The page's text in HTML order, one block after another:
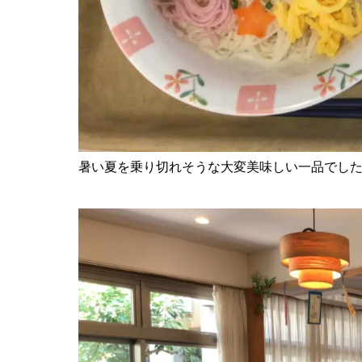
暑い夏を乗り切れそうな大変美味しい一品でし